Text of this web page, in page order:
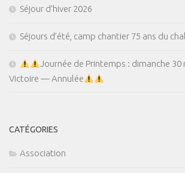
Séjour d’hiver 2026
Séjours d’été, camp chantier 75 ans du
Journée de Printemps : dimanche 30
Victoire — Annulée
CATÉGORIES
Association